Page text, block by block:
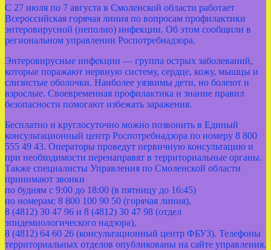
С 27 июля по 7 августа в Смоленской области работает
Всероссийская горячая линия по вопросам профилактики
энтеровирусной (неполио) инфекции. Об этом сообщили в
региональном управлении Роспотребнадзора.
Энтеровирусные инфекции — группа острых заболеваний,
которые поражают нервную систему, сердце, кожу, мышцы и
слизистые оболочки. Наиболее уязвимы дети, но болеют и
взрослые. Своевременная профилактика и знание правил
безопасности помогают избежать заражения.
Бесплатно и круглосуточно можно позвонить в Единый
консультационный центр Роспотребнадзора по номеру 8 800
555 49 43. Операторы проведут первичную консультацию и
при необходимости перенаправят в территориальные органы.
Также специалисты Управления по Смоленской области
принимают звонки
по будням с 9:00 до 18:00 (в пятницу до 16:45)
по номерам: 8 800 100 90 50 (горячая линия),
8 (4812) 30 47 96 и 8 (4812) 30 47 98 (отдел
эпидемиологического надзора),
8 (4812) 64 60 26 (консультационный центр ФБУЗ). Телефоны
территориальных отделов опубликованы на сайте управления.